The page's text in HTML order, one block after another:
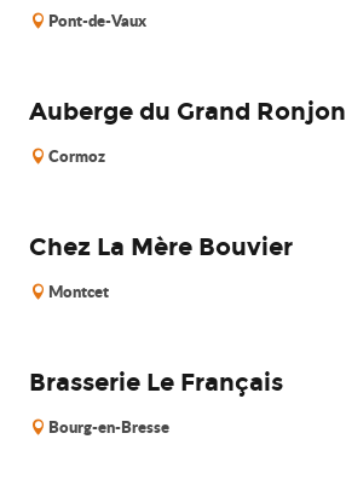
Pont-de-Vaux
Auberge du Grand Ronjon
Cormoz
Chez La Mère Bouvier
Montcet
Brasserie Le Français
Bourg-en-Bresse